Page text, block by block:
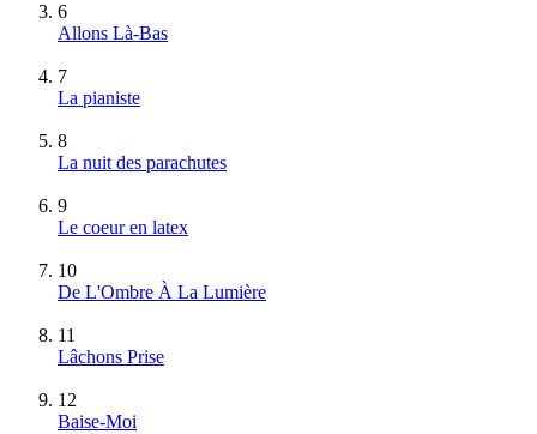
6
Allons Là-Bas
7
La pianiste
8
La nuit des parachutes
9
Le coeur en latex
10
De L'Ombre À La Lumière
11
Lâchons Prise
12
Baise-Moi